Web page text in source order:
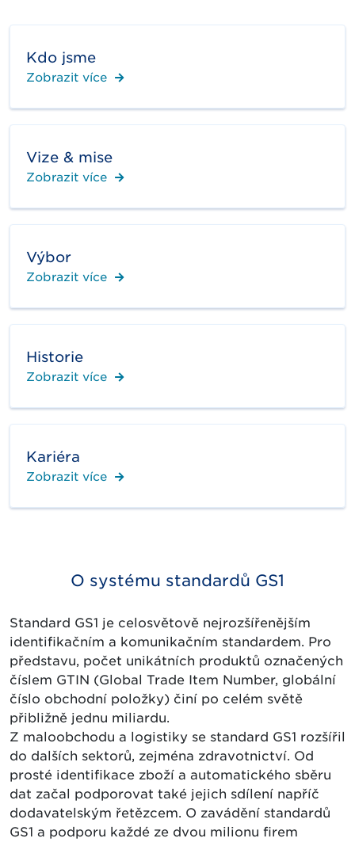
Kdo jsme
Zobrazit více
Vize & mise
Zobrazit více
Výbor
Zobrazit více
Historie
Zobrazit více
Kariéra
Zobrazit více
O systému standardů GS1
Standard GS1 je celosvětově nejrozšířenějším
identifikačním a komunikačním standardem. Pro
představu, počet unikátních produktů označených
číslem GTIN (Global Trade Item Number, globální
číslo obchodní položky) činí po celém světě
přibližně jednu miliardu.
Z maloobchodu a logistiky se standard GS1 rozšířil
do dalších sektorů, zejména zdravotnictví. Od
prosté identifikace zboží a automatického sběru
dat začal podporovat také jejich sdílení napříč
dodavatelským řetězcem. O zavádění standardů
GS1 a podporu každé ze dvou milionu firem